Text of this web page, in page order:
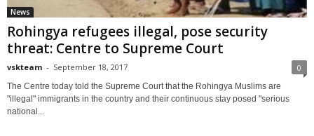
News
Rohingya refugees illegal, pose security
threat: Centre to Supreme Court
vskteam - September 18, 2017 0
The Centre today told the Supreme Court that the Rohingya Muslims are
"illegal" immigrants in the country and their continuous stay posed "serious
national...